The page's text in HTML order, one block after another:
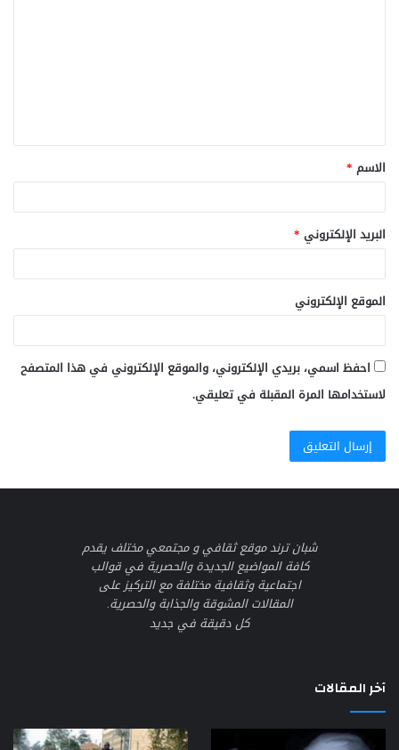
ق
*
الاسم *
البريد الإلكتروني *
الموقع الإلكتروني
احفظ اسمي، بريدي الإلكتروني، والموقع الإلكتروني في هذا المتصفح
لاستخدامها المرة المقبلة في تعليقي.
شبان ترند موقع ثقافي و مجتمعي مختلف يقدم
كافة المواضيع الجديدة والحصرية في قوالب
اجتماعية وثقافية مختلفة مع التركيز على
المقالات المشوقة والجذابة والحصرية.
كل دقيقة في جديد
آخر المقالات